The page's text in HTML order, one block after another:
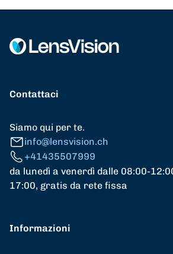
Contattaci
Siamo qui per te.
info@lensvision.ch
+41435507999
da lunedì a venerdì dalle 08:00-
17:00, gratis da rete fissa
Informazioni